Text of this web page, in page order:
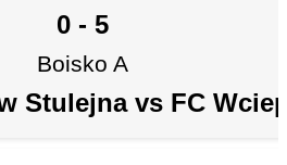
0 - 5
Boisko A
Stulejna vs FC